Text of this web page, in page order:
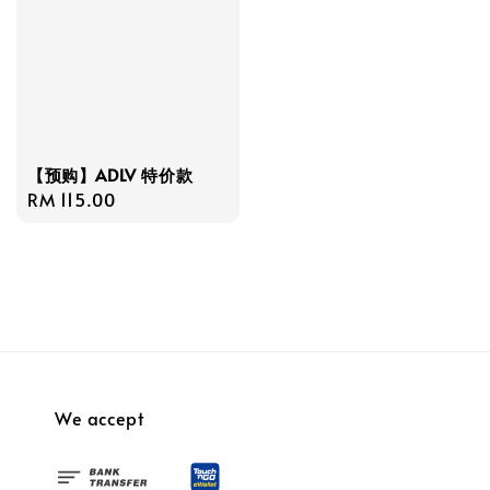
【预购】ADLV 特价款
Regular
RM 115.00
We accept